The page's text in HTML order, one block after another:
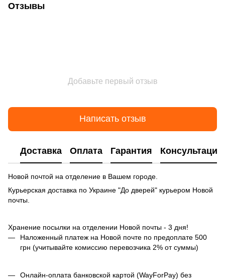
Отзывы
Добавьте первый отзыв
Написать отзыв
Доставка Оплата Гарантия Консультация
Новой почтой на отделение в Вашем городе.
Курьерская доставка по Украине "До дверей" курьером Новой
почты.
Хранение посылки на отделении Новой почты - 3 дня!
Наложенный платеж на Новой почте по предоплате 500
грн (учитывайте комиссию перевозчика 2% от суммы)
Онлайн-оплата банковской картой (WayForPay) без